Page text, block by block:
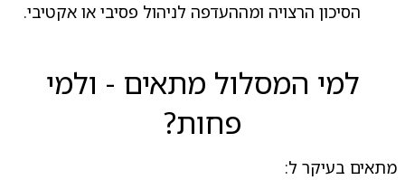
הסיכון הרצויה ומההעדפה לניהול פסיבי או אקטיבי.
למי המסלול מתאים - ולמי
פחות?
מתאים בעיקר ל: